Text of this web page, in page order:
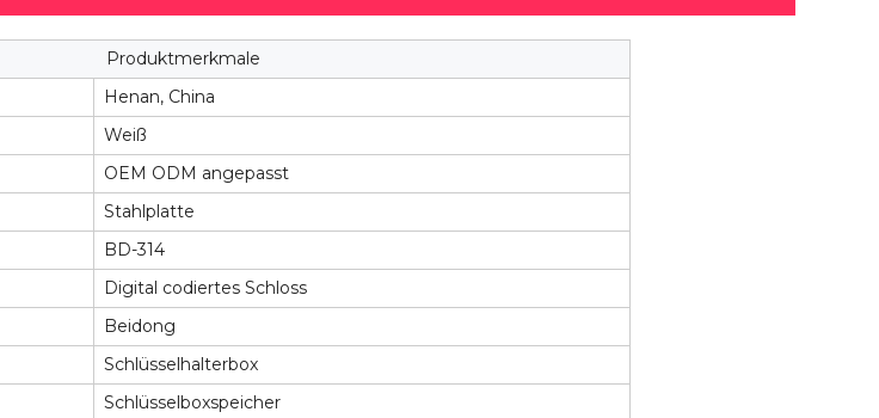
Produktmerkmale
Henan, China
Weiß
OEM ODM angepasst
Stahlplatte
BD-314
Digital codiertes Schloss
Beidong
Schlüsselhalterbox
Schlüsselboxspeicher